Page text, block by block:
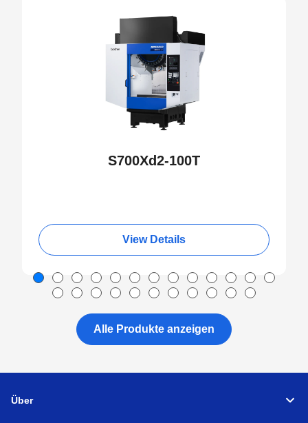
S700Xd2-100T
View Details
Alle Produkte anzeigen
Über